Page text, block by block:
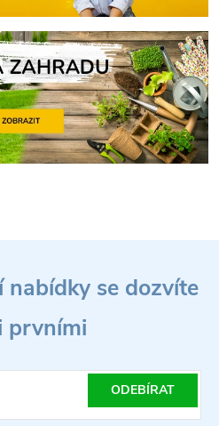
nabídky se dozvíte
prvními
ODEBÍRAT